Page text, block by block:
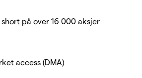
på over 16 000 aksjer
access (DMA)